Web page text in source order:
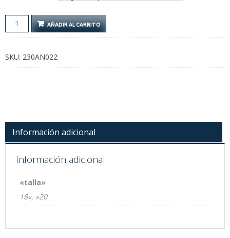
ANILLO
ANCHO
PAVE
CANTIDAD
AÑADIR AL CARRITO
SKU: 230AN022
Información adicional
Información adicional
«talla»
18«, »20